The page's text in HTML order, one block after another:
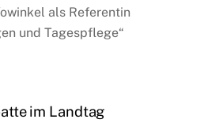
als Referentin
und Tagespflege“
im Landtag